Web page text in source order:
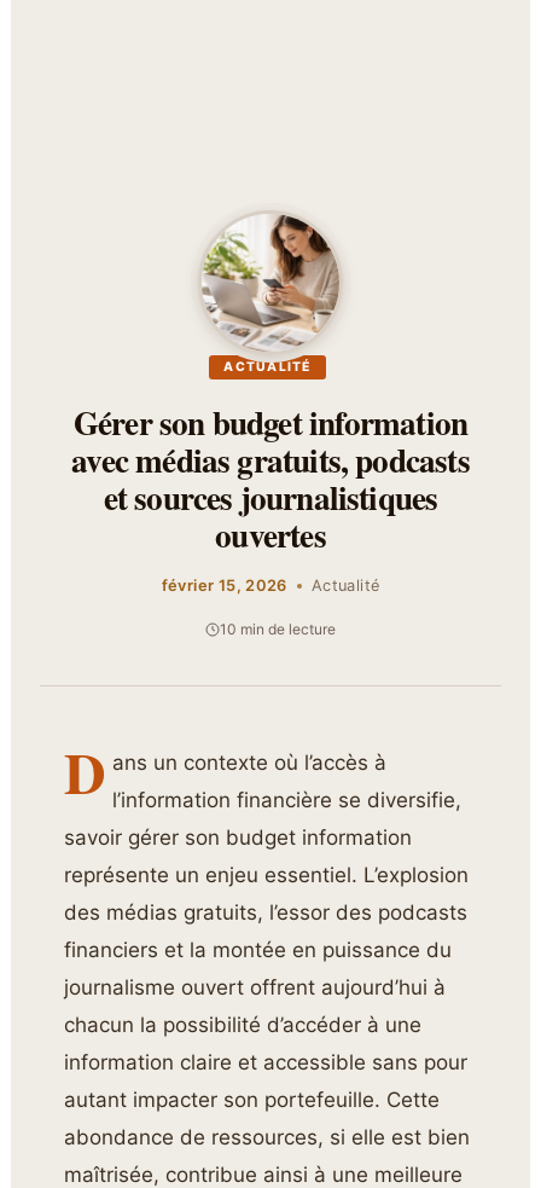
ACTUALITÉ
Gérer son budget information
avec médias gratuits, podcasts
et sources journalistiques
ouvertes
février 15, 2026 Actualité
10 min de lecture
D ans un contexte où l’accès à
l’information financière se diversifie,
savoir gérer son budget information
représente un enjeu essentiel. L’explosion
des médias gratuits, l’essor des podcasts
financiers et la montée en puissance du
journalisme ouvert offrent aujourd’hui à
chacun la possibilité d’accéder à une
information claire et accessible sans pour
autant impacter son portefeuille. Cette
abondance de ressources, si elle est bien
maîtrisée, contribue ainsi à une meilleure